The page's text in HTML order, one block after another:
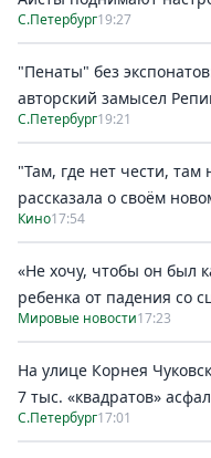
С.Петербург19:27
"Пенаты" без
авторский замысел
С.Петербург19:21
"Там, где нет чести,
рассказала о своём
Кино17:54
«Не хочу, чтобы он был
ребенка от падения со
Мировые новости17:23
На улице Корнея
7 тыс. «квадратов»
С.Петербург17:01